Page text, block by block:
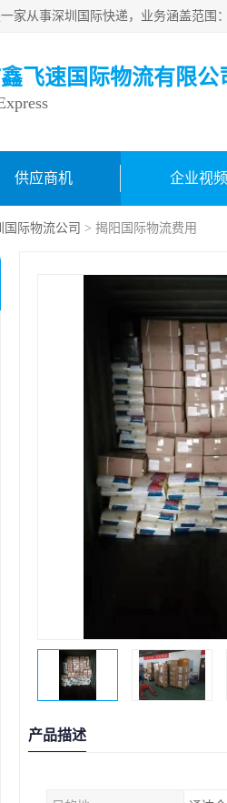
飞速国际物流有限公
供应商机 企业视频
国际物流公司 > 揭阳国际物流费用
产品描述